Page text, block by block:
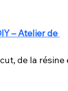
– Atelier de
de la résine